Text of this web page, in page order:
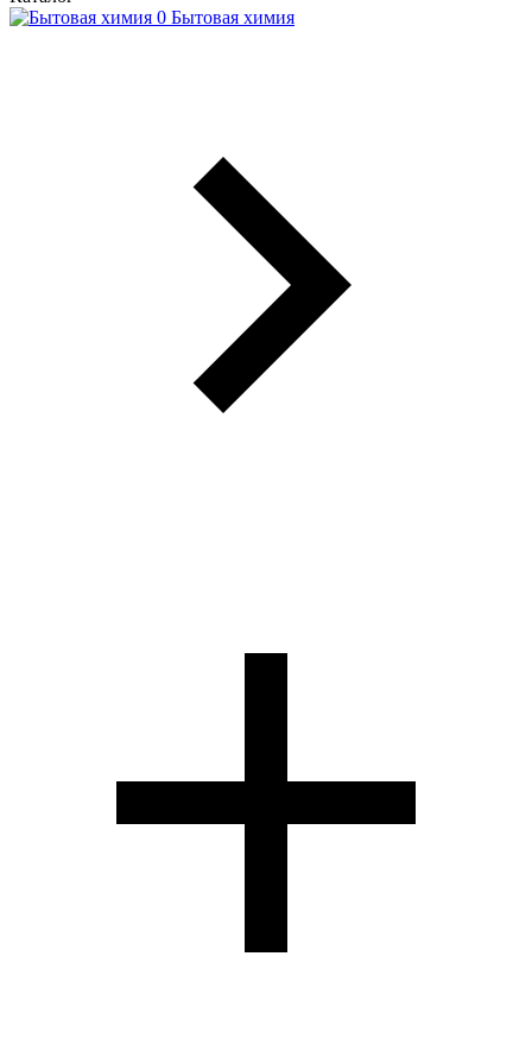
Бытовая химия